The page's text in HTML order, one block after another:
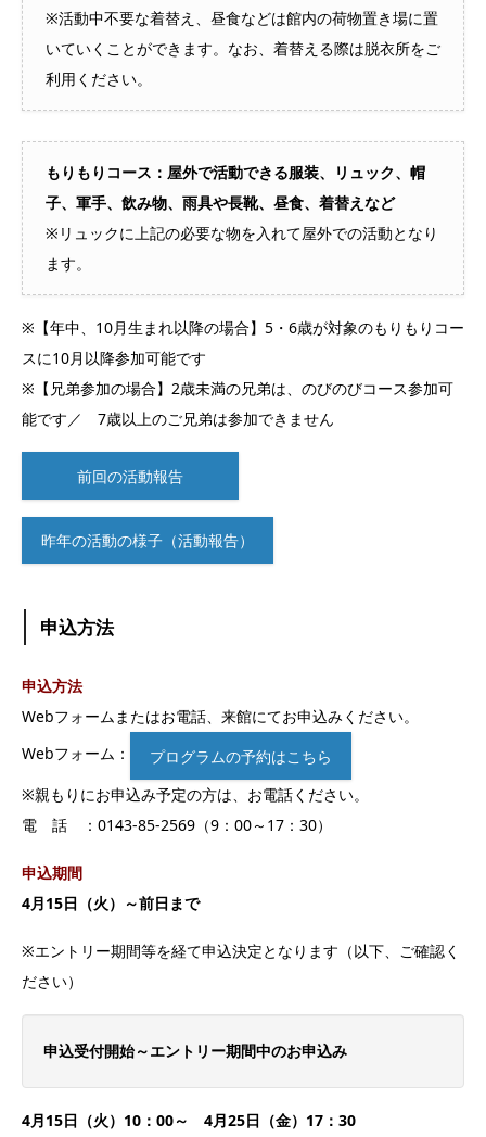
※活動中不要な着替え、昼食などは館内の荷物置き場に置
いていくことができます。なお、着替える際は脱衣所をご
利用ください。
もりもりコース：屋外で活動できる服装、リュック、帽
子、軍手、飲み物、雨具や長靴、昼食、着替えなど
※リュックに上記の必要な物を入れて屋外での活動となり
ます。
※【年中、10月生まれ以降の場合】5・6歳が対象のもりもりコー
スに10月以降参加可能です
※【兄弟参加の場合】2歳未満の兄弟は、のびのびコース参加可
能です／ 7歳以上のご兄弟は参加できません
前回の活動報告
昨年の活動の様子（活動報告）
申込方法
申込方法
Webフォームまたはお電話、来館にてお申込みください。
Webフォーム：
プログラムの予約はこちら
※親もりにお申込み予定の方は、お電話ください。
電 話 ：0143-85-2569（9：00～17：30）
申込期間
4月15日（火）～前日まで
※エントリー期間等を経て申込決定となります（以下、ご確認く
ださい）
申込受付開始～エントリー期間中のお申込み
4月15日（火）10：00～ 4月25日（金）17：30